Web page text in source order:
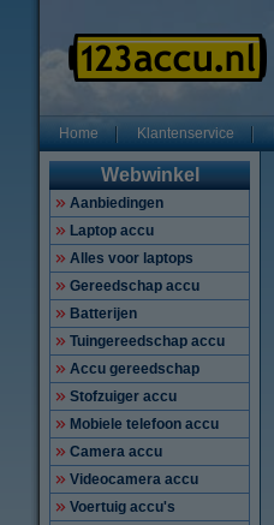
Home Klantenservice
Webwinkel
Aanbiedingen
Laptop accu
Alles voor laptops
Gereedschap accu
Batterijen
Tuingereedschap accu
Accu gereedschap
Stofzuiger accu
Mobiele telefoon accu
Camera accu
Videocamera accu
Voertuig accu's